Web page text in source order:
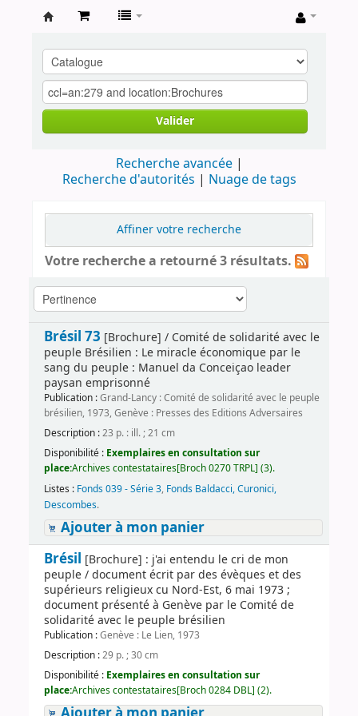
contestataires
Valider
Recherche avancée
Recherche d'autorités
Nuage de tags
Affiner votre recherche
Votre recherche a retourné 3 résultats.
Brésil 73 [Brochure] / Comité de solidarité avec le
peuple Brésilien : Le miracle économique par le
sang du peuple : Manuel da Conceiçao leader
paysan emprisonné
Publication :Grand-Lancy : Comité de solidarité avec le peuple
brésilien, 1973, Genève : Presses des Editions Adversaires
Description :23 p. : ill. ; 21 cm
Disponibilité : Exemplaires en consultation sur
place:Archives contestataires[Broch 0270 TRPL] (3).
Listes : Fonds 039 - Série 3, Fonds Baldacci, Curonici,
Descombes.
Ajouter à mon panier
Brésil [Brochure] : j'ai entendu le cri de mon
peuple / document écrit par des évèques et des
supérieurs religieux cu Nord-Est, 6 mai 1973 ;
document présenté à Genève par le Comité de
solidarité avec le peuple brésilien
Publication :Genève : Le Lien, 1973
Description :29 p. ; 30 cm
Disponibilité : Exemplaires en consultation sur
place:Archives contestataires[Broch 0284 DBL] (2).